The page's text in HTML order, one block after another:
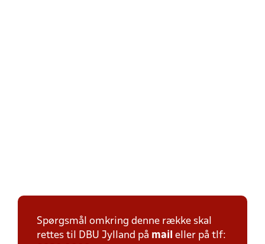
Spørgsmål omkring denne række skal
rettes til DBU Jylland på mail eller på tlf: